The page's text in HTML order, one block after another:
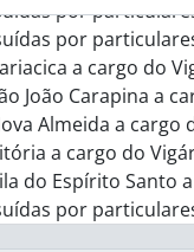
Santo, Guarapari,
Espírito Santo, Guarapari,
a cargo do
João Carapina a
Almeida a
a cargo do
do Espírito Santo
Espírito Santo,